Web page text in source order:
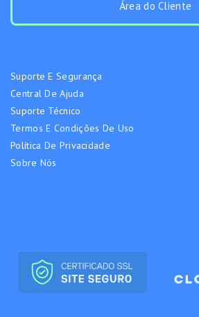
Área do Cliente
Suporte E Segurança
Central De Ajuda
Suporte Técnico
Termos E Condições De Uso
Política De Privacidade
Sobre Nós